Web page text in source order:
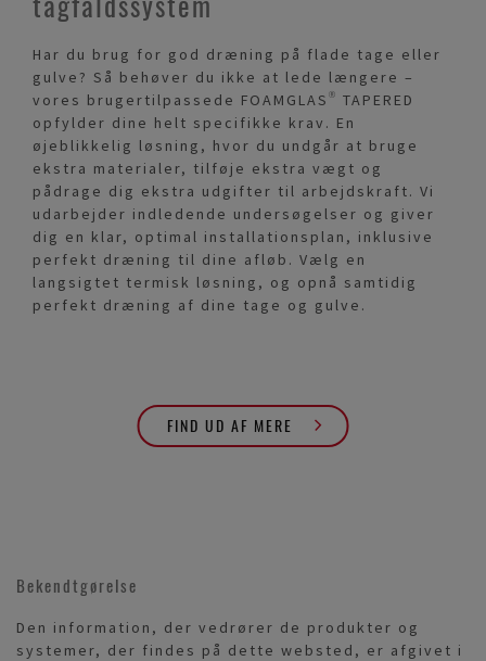
Har du brug for god dræning på flade tage eller
gulve? Så behøver du ikke at lede længere –
vores brugertilpassede FOAMGLAS® TAPERED
opfylder dine helt specifikke krav. En
øjeblikkelig løsning, hvor du undgår at bruge
ekstra materialer, tilføje ekstra vægt og
pådrage dig ekstra udgifter til arbejdskraft. Vi
udarbejder indledende undersøgelser og giver
dig en klar, optimal installationsplan, inklusive
perfekt dræning til dine afløb. Vælg en
langsigtet termisk løsning, og opnå samtidig
perfekt dræning af dine tage og gulve.
FIND UD AF MERE
Bekendtgørelse
Den information, der vedrører de produkter og
systemer, der findes på dette websted, er afgivet i